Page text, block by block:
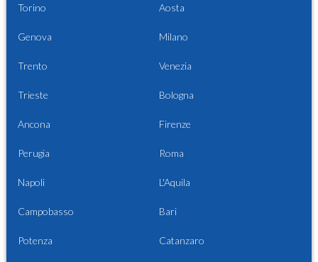
Torino Aosta
Genova Milano
Trento Venezia
Trieste Bologna
Ancona Firenze
Perugia Roma
Napoli L'Aquila
Campobasso Bari
Potenza Catanzaro